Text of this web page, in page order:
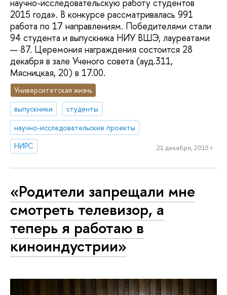
научно-исследовательскую работу студентов
2015 года». В конкурсе рассматривалась 991
работа по 17 направлениям. Победителями стали
94 студента и выпускника НИУ ВШЭ, лауреатами
— 87. Церемония награждения состоится 28
декабря в зале Ученого совета (ауд.311,
Мясницкая, 20) в 17.00.
Университетская жизнь
выпускники
студенты
научно-исследовательские проекты
НИРС
21 декабря, 2015 г.
«Родители запрещали мне
смотреть телевизор, а
теперь я работаю в
киноиндустрии»